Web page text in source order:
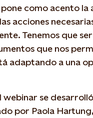
como acento la
acciones
Tenemos que
que nos
adaptando a una
webinar se
por Paola